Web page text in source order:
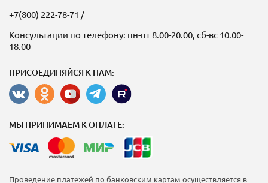
+7(800) 222-78-71 /
Консультации по телефону: пн-пт 8.00-20.00, сб-вс 10.00-
18.00
ПРИСОЕДИНЯЙСЯ К НАМ:
МЫ ПРИНИМАЕМ К ОПЛАТЕ:
Проведение платежей по банковским картам осуществляется в